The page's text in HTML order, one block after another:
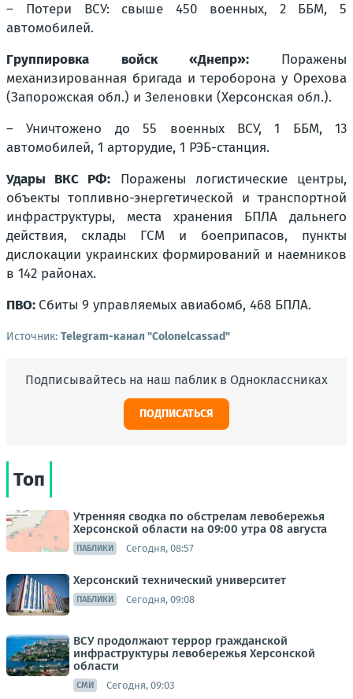
– Потери ВСУ: свыше 450 военных, 2 ББМ, 5
автомобилей.
Группировка войск «Днепр»: Поражены
механизированная бригада и тероборона у Орехова
(Запорожская обл.) и Зеленовки (Херсонская обл.).
– Уничтожено до 55 военных ВСУ, 1 ББМ, 13
автомобилей, 1 арторудие, 1 РЭБ-станция.
Удары ВКС РФ: Поражены логистические центры,
объекты топливно-энергетической и транспортной
инфраструктуры, места хранения БПЛА дальнего
действия, склады ГСМ и боеприпасов, пункты
дислокации украинских формирований и наемников
в 142 районах.
ПВО: Сбиты 9 управляемых авиабомб, 468 БПЛА.
Источник: Telegram-канал "Colonelcassad"
Подписывайтесь на наш паблик в Одноклассниках
ПОДПИСАТЬСЯ
Топ
Утренняя сводка по обстрелам левобережья
Херсонской области на 09:00 утра 08 августа
ПАБЛИКИ Сегодня, 08:57
Херсонский технический университет
ПАБЛИКИ Сегодня, 09:08
ВСУ продолжают террор гражданской
инфраструктуры левобережья Херсонской
области
СМИ Сегодня, 09:03